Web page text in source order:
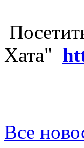
Хата"
Все